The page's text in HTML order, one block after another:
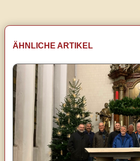
ÄHNLICHE ARTIKEL